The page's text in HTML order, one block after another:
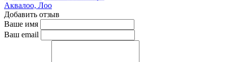
Аквалоо, Лоо
Добавить отзыв
Ваше имя
Ваш email